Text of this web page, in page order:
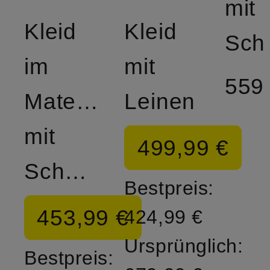
Kleid
im
Materialmix
mit
Schmuckperlen
453,99 €
Bestpreis:
Kleid
mit
Leinen
499,99 €
Bestpreis:
424,99 €
Ursprünglich:
mit